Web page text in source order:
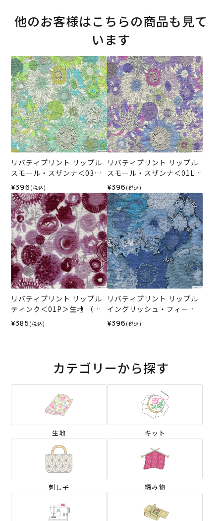
他のお客様はこちらの商品も見て
います
リバティプリント リップル
スモール・スザンナ＜03G
＞生地 （ホビーラホビーレ
オリジナル）2025SS
¥396 (税込)
リバティプリント リップル
スモール・スザンナ＜01L＞
生地 （ホビーラホビーレオ
リジナル）2025SS
¥396 (税込)
リバティプリント リップル
ティンク＜01P＞生地 （ホ
ビーラホビーレオリジナ
ル）2024SS
¥385 (税込)
リバティプリント リップル
イングリッシュ・フィール
ド＜03B＞生地 （ホビーラ
ホビーレオリジナル）2026
¥396 (税込)
カテゴリーから探す
生地 キット
刺し子 編み物